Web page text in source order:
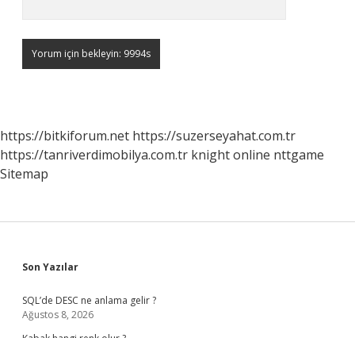
https://bitkiforum.net https://suzerseyahat.com.tr
https://tanriverdimobilya.com.tr knight online nttgame
Sitemap
Sidebar
Son Yazılar
SQL’de DESC ne anlama gelir ?
Ağustos 8, 2026